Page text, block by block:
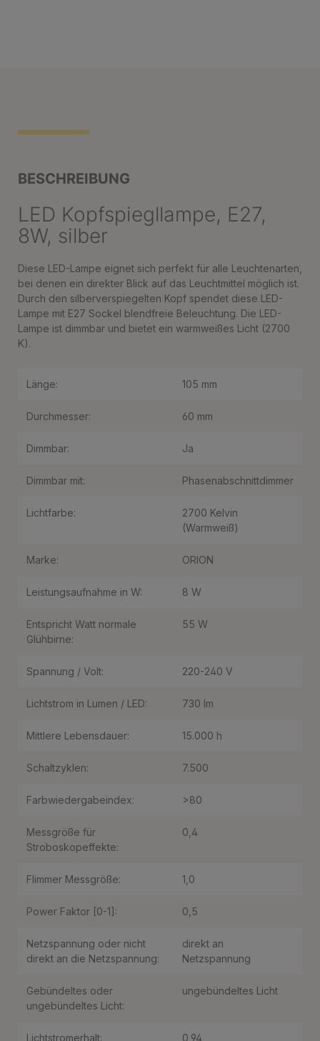
BESCHREIBUNG
LED Kopfspiegllampe, E27,
8W, silber
Diese LED-Lampe eignet sich perfekt für alle Leuchtenarten,
bei denen ein direkter Blick auf das Leuchtmittel möglich ist.
Durch den silberverspiegelten Kopf spendet diese LED-
Lampe mit E27 Sockel blendfreie Beleuchtung. Die LED-
Lampe ist dimmbar und bietet ein warmweißes Licht (2700
K).
Länge: 105 mm
Durchmesser: 60 mm
Dimmbar: Ja
Dimmbar mit: Phasenabschnittdimmer
Lichtfarbe:
2700 Kelvin
(Warmweiß)
Marke: ORION
Leistungsaufnahme in W: 8 W
Entspricht Watt normale
Glühbirne:
55 W
Spannung / Volt: 220-240 V
Lichtstrom in Lumen / LED: 730 lm
Mittlere Lebensdauer: 15.000 h
Schaltzyklen: 7.500
Farbwiedergabeindex: >80
Messgröße für
Stroboskopeffekte:
0,4
Flimmer Messgröße: 1,0
Power Faktor [0-1]: 0,5
Netzspannung oder nicht
direkt an die Netzspannung:
direkt an
Netzspannung
Gebündeltes oder
ungebündeltes Licht:
ungebündeltes Licht
Lichtstromerhalt: 0,94